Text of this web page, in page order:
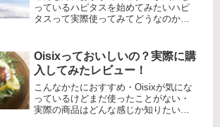
っているハピタスを始めてみたいハピ
タスって実際使ってみてどうなのか知
ています。ハピタスを始めたきっかけ
本を読んで、ハピタスを知った！ポ
イ...
Oisixっておいしいの？実際に購
入してみたレビュー！
こんなかたにおすすめ・Oisixが気にな
っているけどまだ使ったことがない・
実際の商品はどんな感じか知りたい・